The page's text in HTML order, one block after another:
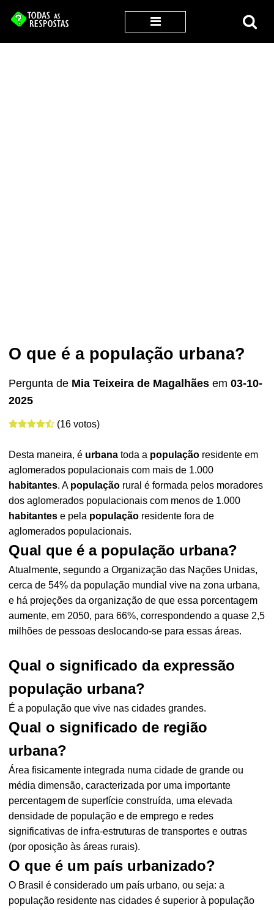
O que é a população urbana?
Pergunta de Mia Teixeira de Magalhães em03-10-
2025
(16 votos)
Desta maneira, é urbana toda a população residente em
aglomerados populacionais com mais de 1.000
habitantes. A população rural é formada pelos moradores
dos aglomerados populacionais com menos de 1.000
habitantes e pela população residente fora de
aglomerados populacionais.
Qual que é a população urbana?
Atualmente, segundo a Organização das Nações Unidas,
cerca de 54% da população mundial vive na zona urbana,
e há projeções da organização de que essa porcentagem
aumente, em 2050, para 66%, correspondendo a quase 2,5
milhões de pessoas deslocando-se para essas áreas.
Qual o significado da expressão
população urbana?
É a população que vive nas cidades grandes.
Qual o significado de região
urbana?
Área fisicamente integrada numa cidade de grande ou
média dimensão, caracterizada por uma importante
percentagem de superfície construída, uma elevada
densidade de população e de emprego e redes
significativas de infra-estruturas de transportes e outras
(por oposição às áreas rurais).
O que é um país urbanizado?
O Brasil é considerado um país urbano, ou seja: a
população residente nas cidades é superior à população